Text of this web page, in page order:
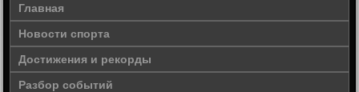
Главная
Новости спорта
Достижения и рекорды
Разбор событий